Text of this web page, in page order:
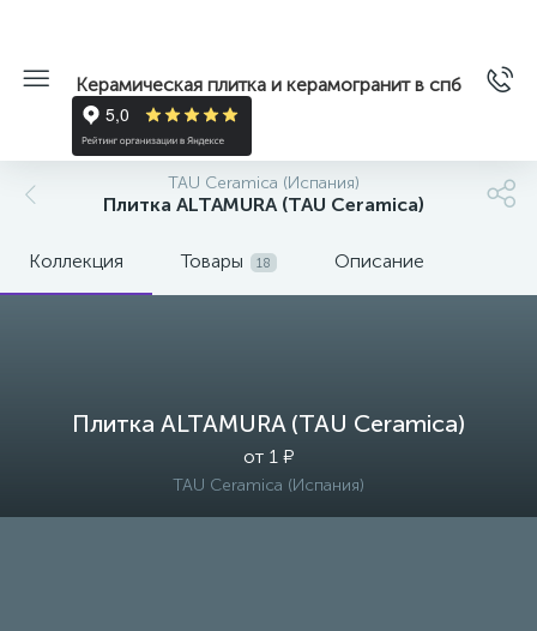
Керамическая плитка и керамогранит в спб
TAU Ceramica (Испания)
Плитка ALTAMURA (TAU Ceramica)
Коллекция Товары 18 Описание
Плитка ALTAMURA (TAU Ceramica)
от 1 ₽
TAU Ceramica (Испания)